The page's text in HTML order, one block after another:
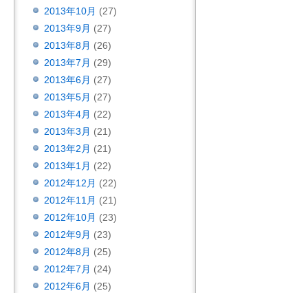
2013年10月 (27)
2013年9月 (27)
2013年8月 (26)
2013年7月 (29)
2013年6月 (27)
2013年5月 (27)
2013年4月 (22)
2013年3月 (21)
2013年2月 (21)
2013年1月 (22)
2012年12月 (22)
2012年11月 (21)
2012年10月 (23)
2012年9月 (23)
2012年8月 (25)
2012年7月 (24)
2012年6月 (25)